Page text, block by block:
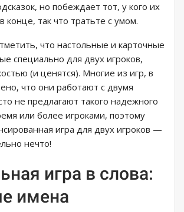
но побеждает тот, у кого их
конце, так что тратьте с умом.
что настольные и карточные
специально для двух игроков,
(и ценятся). Многие из игр, в
что они работают с двумя
не предлагают такого надежного
или более игроками, поэтому
игра для двух игроков —
нечто!
игра в слова:
имена